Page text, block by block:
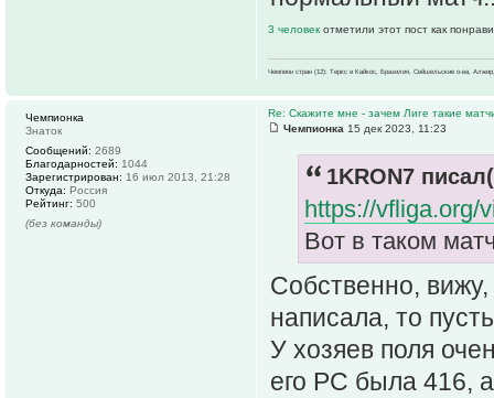
3 человек отметили этот пост как
Чемпион стран (12): Теркс и Кайкос, Бразилия, Сейшельские о-ва,
Re: Скажите мне - зачем Лиге такие
Чемпионка 15 дек 2023, 11:23
1KRON7
https://vfliga.org/
Вот в таком
Собственно,
написала, то
У хозяев поля
его РС была 416,
Чемпионка
Знаток
Сообщений: 2689
Благодарностей: 1044
Зарегистрирован: 16 июл 2013, 21:28
Откуда: Россия
Рейтинг: 500
(без команды)